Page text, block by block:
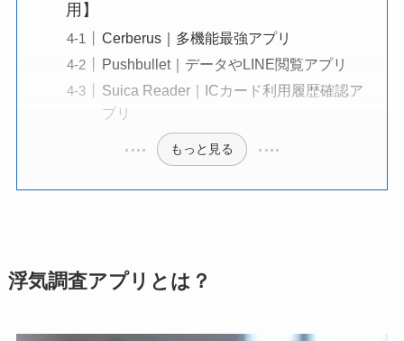
用】
Cerberus｜多機能最強アプリ
Pushbullet｜データやLINE閲覧アプリ
Suica Reader｜ICカード利用履歴確認ア
プリ
もっと見る
浮気調査アプリとは？